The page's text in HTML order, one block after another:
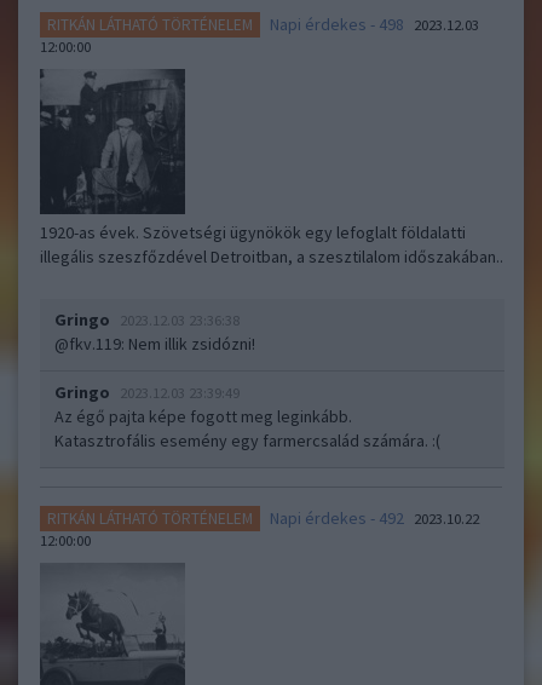
RITKÁN LÁTHATÓ TÖRTÉNELEM Napi érdekes - 498
2023.12.03
12:00:00
1920-as évek. Szövetségi ügynökök egy lefoglalt földalatti
illegális szeszfőzdével Detroitban, a szesztilalom időszakában..
Gringo 2023.12.03 23:36:38
@fkv.119: Nem illik zsidózni!
Gringo 2023.12.03 23:39:49
Az égő pajta képe fogott meg leginkább.
Katasztrofális esemény egy farmercsalád számára. :(
RITKÁN LÁTHATÓ TÖRTÉNELEM Napi érdekes - 492 2023.10.22
12:00:00